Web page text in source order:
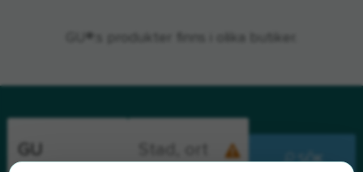
GU®:s produkter finns i olika butiker.
SÖK